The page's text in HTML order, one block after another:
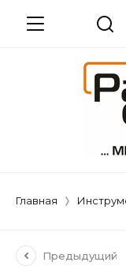
Главная
Предыдущий